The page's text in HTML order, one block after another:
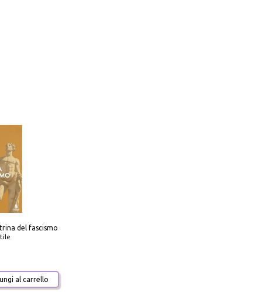
del fascismo
al carrello